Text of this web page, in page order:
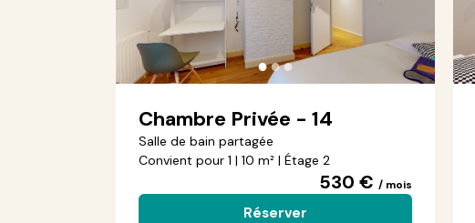
●●●
Chambre Privée - 14
Salle de bain partagée
Convient pour 1 | 10 m² | Étage 2
530 € / mois
Réserver